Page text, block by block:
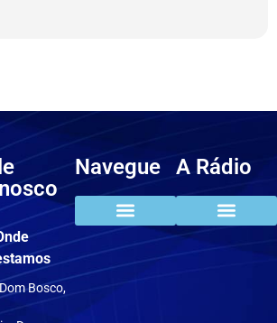
Bosco,
Navegue A Rádio